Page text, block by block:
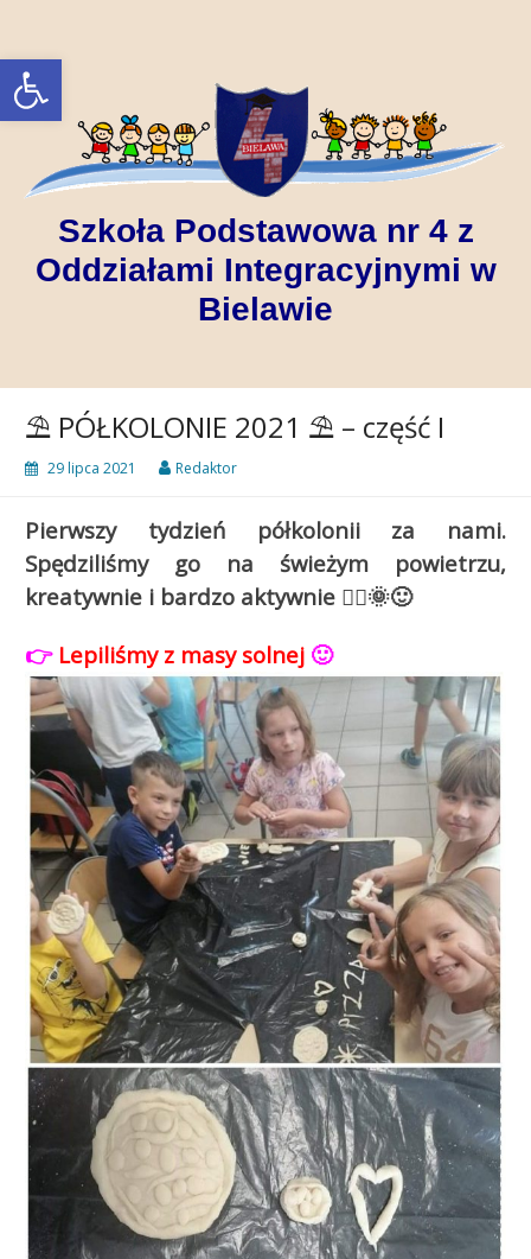
Open toolbar
content
Szkoła Podstawowa nr 4 z
Oddziałami Integracyjnymi w
Bielawie
⛱ PÓŁKOLONIE 2021 ⛱ – część I
29 lipca 2021 Redaktor
Pierwszy tydzień półkolonii za nami.
Spędziliśmy go na świeżym powietrzu,
kreatywnie i bardzo aktywnie 🤸‍♂️🌞🙂
👉Lepiliśmy z masy solnej 🙂